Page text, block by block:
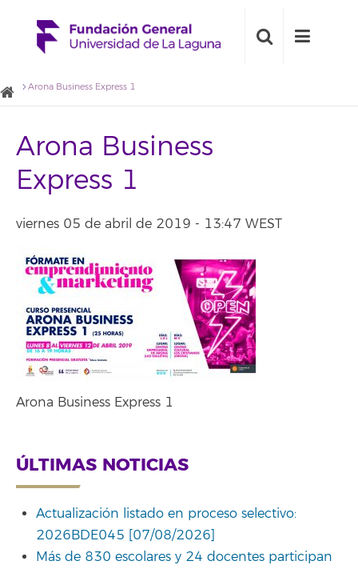
Arona Business Express 1
Arona Business
Express 1
viernes 05 de abril de 2019 - 13:47 WEST
Arona Business Express 1
ÚLTIMAS NOTICIAS
Actualización listado en proceso selectivo:
2026BDE045 [07/08/2026]
Más de 830 escolares y 24 docentes participan